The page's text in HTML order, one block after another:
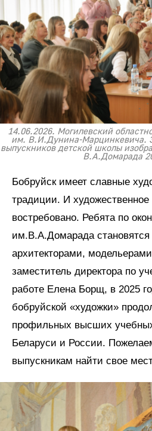
14.06.2026. Могилевский
им. В.И.Дунина-Марцинкевича.
выпускников детской школы
В.А.Домарада
Бобруйск имеет славные
традиции. И
востребовано. Ребята по
им.В.А.Домарада
архитекторами,
заместитель директора по
работе Елена Борщ, в 2025
бобруйской «художки»
профильных высших
Беларуси и России.
выпускникам найти свое